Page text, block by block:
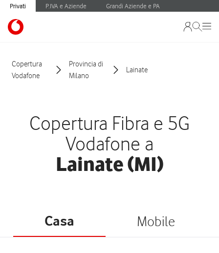
Privati P.IVA e Aziende Grandi Aziende e PA
Copertura
Vodafone
Provincia di
Milano
Lainate
Copertura Fibra e 5G
Vodafone a
Lainate (MI)
Casa Mobile